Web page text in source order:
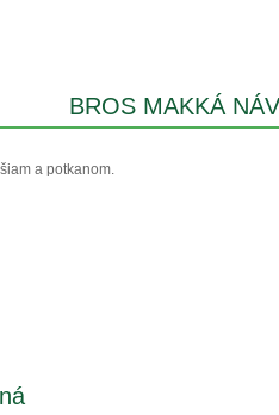
BROS MAKKÁ
a potkanom.